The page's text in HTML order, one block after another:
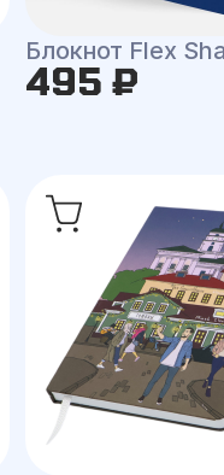
Блокнот Flex
495 ₽